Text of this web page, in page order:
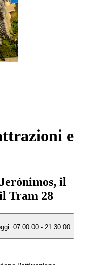
e
il
Tram 28
07:00:00 - 21:30:00